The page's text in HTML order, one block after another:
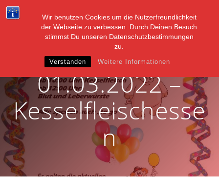
Wir benutzen Cookies um die Nutzerfreundlichkeit
der Webseite zu verbessen. Durch Deinen Besuch
stimmst Du unseren Datenschutzbestimmungen
zu.
Verstanden Weitere Informationen
Inhalt
springen
01.03.2022 –
Kesselfleischesse
n